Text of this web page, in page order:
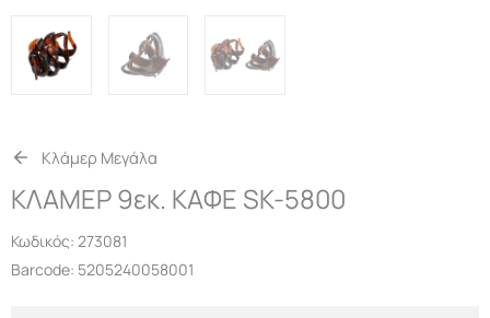
Κλάμερ Μεγάλα
ΚΛΑΜΕΡ 9εκ. ΚΑΦΕ SK-5800
Κωδικός: 273081
Barcode: 5205240058001